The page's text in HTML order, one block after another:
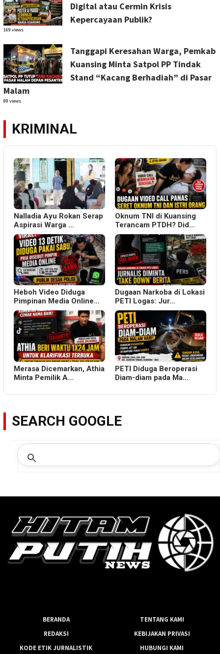
Digital atau Cermin Krisis
Kepercayaan Publik?
169 views
Tanggapi Keresahan Warga, Pemkab
Kuansing Minta Satpol PP Tindak
Stand “Kacang Berhadiah” di Pasar
Malam
89 views
KRIMINAL
Nalladia Ayu Rokan Serap
Aspirasi Warga …
Oknum TNI di Kuansing
Terancam PTDH? Did…
Heboh Video Diduga
Pimpinan Media Online…
Dugaan Narkoba di Lokasi
PETI Logas: Jur…
Merasa Dicemarkan, Athia
Minta Pemilik A…
PETI Diduga Beroperasi
Diam-diam pada Ma…
SEARCH GOOGLE
BERANDA
TENTANG KAMI
REDAKSI
KEBIJAKAN PRIVASI
KODE ETIK JURNALISTIK
HUBUNGI KAMI